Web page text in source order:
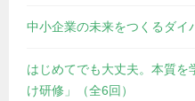
中小企業の未来をつくるダイ
はじめてでも大丈夫。本質を
け研修」（全6回）